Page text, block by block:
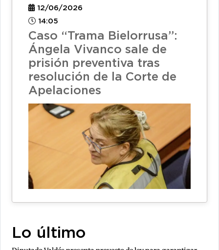
12/06/2026
14:05
Caso “Trama Bielorrusa”:
Ángela Vivanco sale de
prisión preventiva tras
resolución de la Corte de
Apelaciones
Lo último